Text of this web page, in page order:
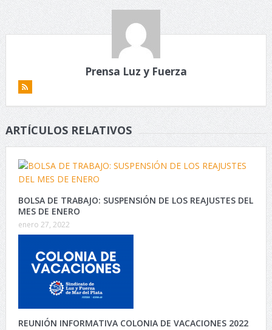
Prensa Luz y Fuerza
ARTÍCULOS RELATIVOS
BOLSA DE TRABAJO: SUSPENSIÓN DE LOS REAJUSTES DEL
MES DE ENERO
enero 27, 2022
REUNIÓN INFORMATIVA COLONIA DE VACACIONES 2022